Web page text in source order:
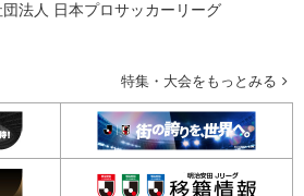
法人 日本プロサッカーリーグ
特集・大会をもっとみる